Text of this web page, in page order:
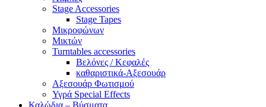
Stage Accessories
Stage Tapes
Μικροφώνων
Μικτών
Turntables accessories
Βελόνες / Κεφαλές
καθαριστικά-Αξεσουάρ
Αξεσουάρ Φωτισμού
Υγρά Special Effects
Καλώδια – Βύσματα